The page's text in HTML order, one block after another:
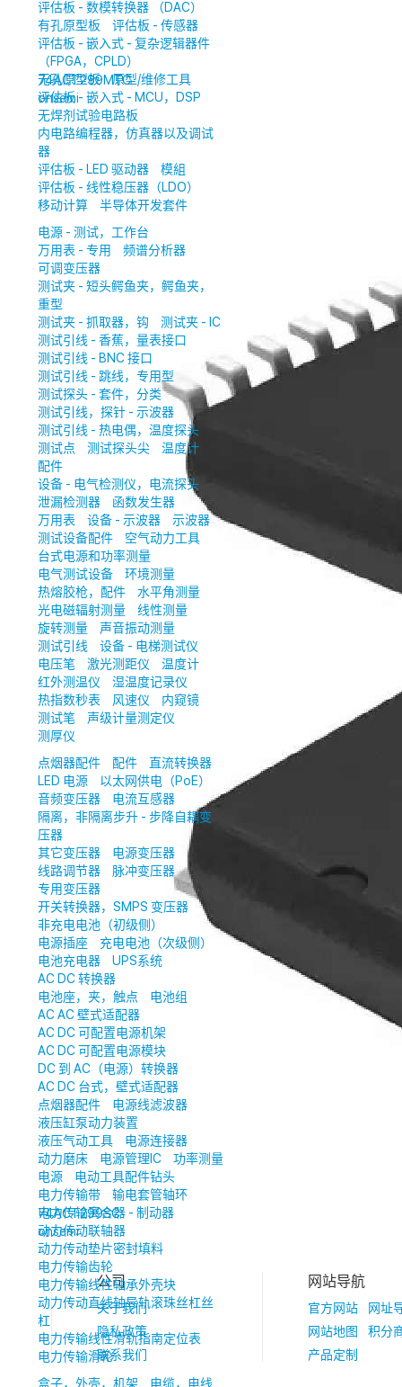
评估板 - 数模转换器 （DAC）
有孔原型板
评估板 - 传感器
评估板 - 嵌入式 - 复杂逻辑器件
（FPGA，CPLD）
无孔原型板
原型/维修工具
评估板 - 嵌入式 - MCU，DSP
无焊剂试验电路板
内电路编程器，仿真器以及调试
器
评估板 - LED 驱动器
模組
评估板 - 线性稳压器（LDO）
移动计算
半导体开发套件
电源 - 测试，工作台
万用表 - 专用
频谱分析器
可调变压器
测试夹 - 短头鳄鱼夹，鳄鱼夹，
重型
测试夹 - 抓取器，钩
测试夹 - IC
测试引线 - 香蕉，量表接口
测试引线 - BNC 接口
测试引线 - 跳线，专用型
测试探头 - 套件，分类
测试引线，探针 - 示波器
测试引线 - 热电偶，温度探头
测试点
测试探头尖
温度计
配件
设备 - 电气检测仪，电流探头
泄漏检测器
函数发生器
万用表
设备 - 示波器
示波器
测试设备配件
空气动力工具
台式电源和功率测量
电气测试设备
环境测量
热熔胶枪，配件
水平角测量
光电磁辐射测量
线性测量
旋转测量
声音振动测量
测试引线
设备 - 电梯测试仪
电压笔
激光测距仪
温度计
红外测温仪
湿温度记录仪
热指数秒表
风速仪
内窥镜
测试笔
声级计量测定仪
测厚仪
点烟器配件
配件
直流转换器
LED 电源
以太网供电（PoE）
音频变压器
电流互感器
隔离，非隔离步升 - 步降自耦变
压器
其它变压器
电源变压器
线路调节器
脉冲变压器
专用变压器
开关转换器，SMPS 变压器
非充电电池（初级侧）
电源插座
充电电池（次级侧）
电池充电器
UPS系统
AC DC 转换器
电池座，夹，触点
电池组
AC AC 壁式适配器
AC DC 可配置电源机架
AC DC 可配置电源模块
DC 到 AC（电源）转换器
AC DC 台式，壁式适配器
点烟器配件
电源线滤波器
液压缸泵动力装置
液压气动工具
电源连接器
动力磨床
电源管理IC
功率测量
电源
电动工具配件钻头
电力传输带
输电套管轴环
电力传输离合器 - 制动器
动力传动联轴器
动力传动垫片密封填料
电力传输齿轮
电力传输线性轴承外壳块
动力传动直线轴导轨滚珠丝杠丝
杠
电力传输线性滑轨指南定位表
电力传输滑轮
盒子，外壳，机架
电缆，电线
74ACT299MTC
onsemi
74ACT299SC
onsemi
公司
关于我们
隐私政策
联系我们
网站导航
官方网站
网址
网站地图
积分
产品定制